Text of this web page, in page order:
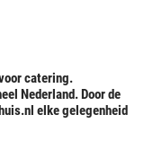
catering.
Nederland. Door de
elke gelegenheid